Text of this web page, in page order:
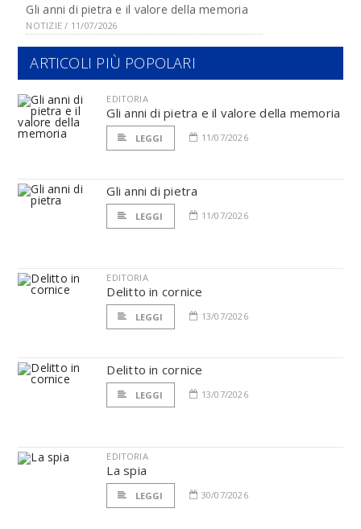
Gli anni di pietra e il valore della memoria
NOTIZIE / 11/07/2026
ARTICOLI PIÙ POPOLARI
EDITORIA
Gli anni di pietra e il valore della memoria
LEGGI 11/07/2026
Gli anni di pietra
LEGGI 11/07/2026
EDITORIA
Delitto in cornice
LEGGI 13/07/2026
Delitto in cornice
LEGGI 13/07/2026
EDITORIA
La spia
LEGGI 30/07/2026